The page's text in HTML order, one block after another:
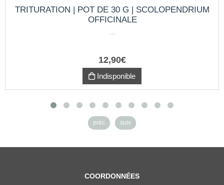
TRITURATION | POT DE 30 G | SCOLOPENDRIUM
OFFICINALE
12,90€
Indisponible
préc suiv
COORDONNÉES